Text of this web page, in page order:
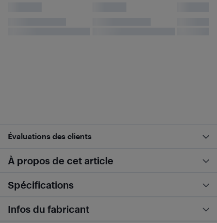
Évaluations des clients
À propos de cet article
Spécifications
Infos du fabricant